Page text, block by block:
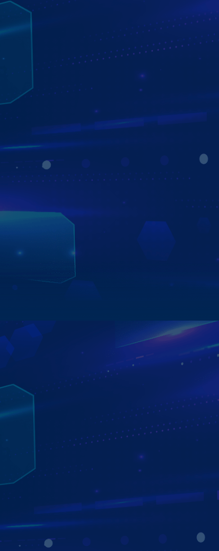
THÔNG MINH - TIỆN ÍCH - AN TOÀN
Màn hình Zestech ZT360G mang đến trải nghiệm lái xe
thông minh và an toàn với nhiều tính năng nổi bật:
- Camera 360 toàn cảnh: Hiển thị hình ảnh xung quanh
xe, hỗ trợ đỗ xe an toàn.
- Tắt máy ghi hình: Canera vẫn ghi hình sau khi xe đã tắt
- Điều khiển bằng giọng nói: Ra lệnh nhanh, thao tác rảnh
- Định vị & quản lý xe từ xa: Theo dõi xe ngay trên điện
Zestech ZT360G – Màn hình Android ô tô thế hệ mới, tiện
QUAN SÁT TOÀN CẢNH - LÁI XE AN TOÀN
Hệ thống Camera 360 trên Màn hình Zestech ZT360G
giúp người lái quan sát toàn cảnh xung quanh xe một
cách rõ nét và an toàn hơn.